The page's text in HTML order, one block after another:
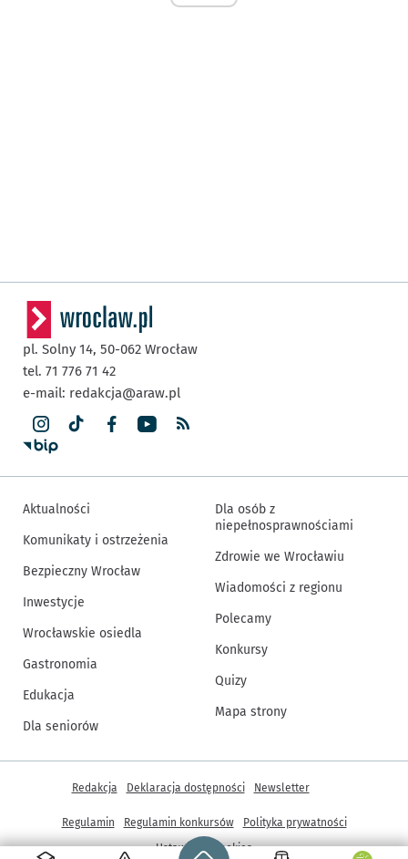
Strona główna - wroclaw.pl
pl. Solny 14, 50-062 Wrocław
tel. 71 776 71 42
e-mail: redakcja@araw.pl
Aktualności
Komunikaty i ostrzeżenia
Bezpieczny Wrocław
Inwestycje
Wrocławskie osiedla
Gastronomia
Edukacja
Dla seniorów
Dla osób z
niepełnosprawnościami
Zdrowie we Wrocławiu
Wiadomości z regionu
Polecamy
Konkursy
Quizy
Mapa strony
Inne informacje
Redakcja Deklaracja dostępności Newsletter
Regulamin Regulamin konkursów
Polityka prywatności
Ustawienia cookies